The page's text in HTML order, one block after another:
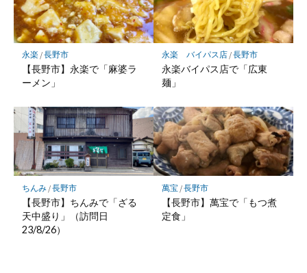
永楽/長野市
【長野市】永楽で「麻婆ラ
ーメン」
永楽 バイパス店/長野市
永楽バイパス店で「広東
麺」
ちんみ/長野市
【長野市】ちんみで「ざる
天中盛り」（訪問日
23/8/26）
萬宝 /長野市
【長野市】萬宝で「もつ煮
定食」